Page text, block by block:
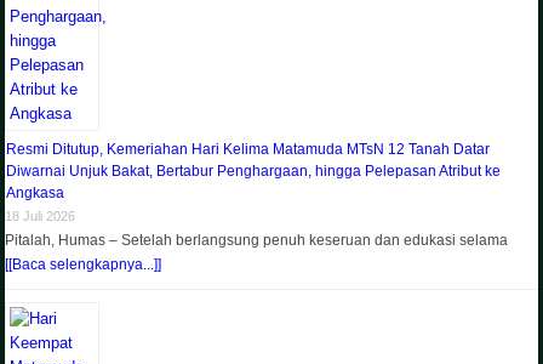
Resmi Ditutup, Kemeriahan Hari Kelima Matamuda MTsN 12 Tanah Datar
Diwarnai Unjuk Bakat, Bertabur Penghargaan, hingga Pelepasan Atribut ke
Angkasa
18 Juli 2026
Pitalah, Humas – Setelah berlangsung penuh keseruan dan edukasi selama
[[Baca selengkapnya...]]